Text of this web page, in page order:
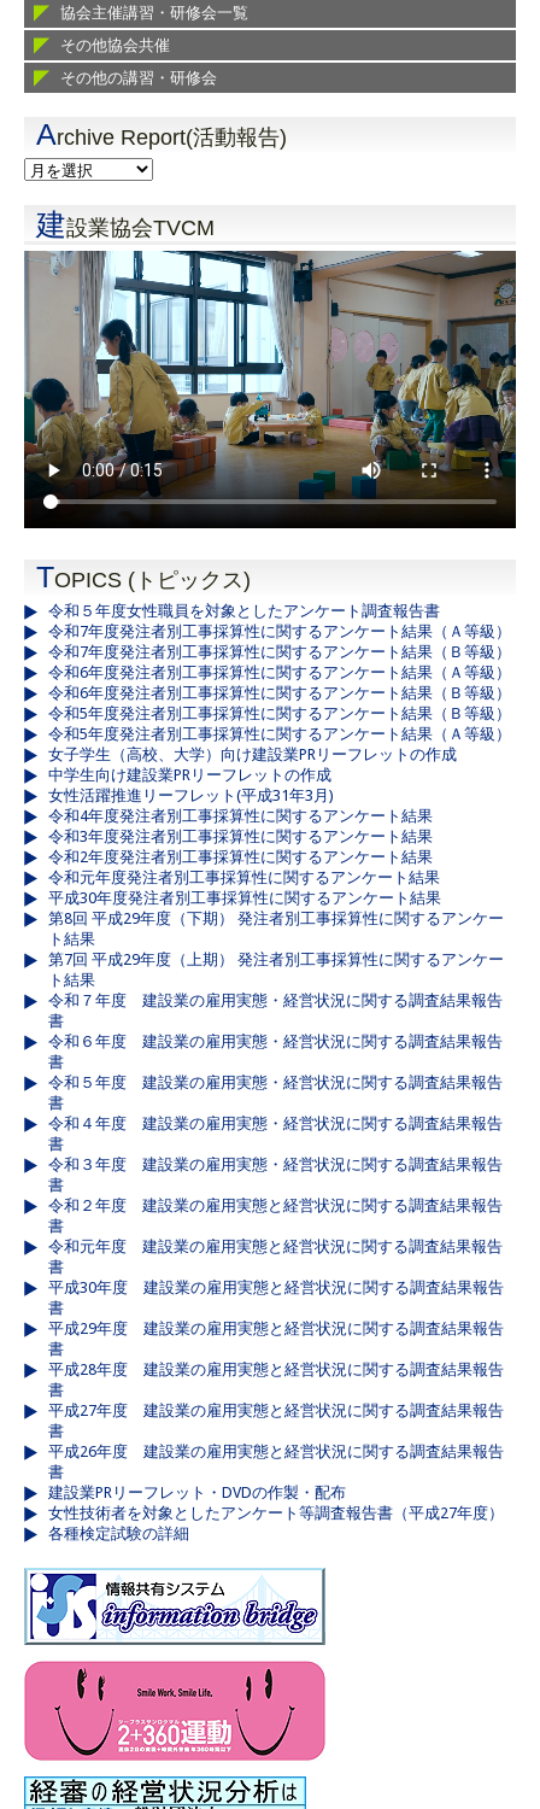
協会主催講習・研修会一覧
その他協会共催
その他の講習・研修会
Archive Report(活動報告)
建設業協会TVCM
TOPICS (トピックス)
令和５年度女性職員を対象としたアンケート調査報告書
令和7年度発注者別工事採算性に関するアンケート結果（Ａ等級）
令和7年度発注者別工事採算性に関するアンケート結果（Ｂ等級）
令和6年度発注者別工事採算性に関するアンケート結果（Ａ等級）
令和6年度発注者別工事採算性に関するアンケート結果（Ｂ等級）
令和5年度発注者別工事採算性に関するアンケート結果（Ｂ等級）
令和5年度発注者別工事採算性に関するアンケート結果（Ａ等級）
女子学生（高校、大学）向け建設業PRリーフレットの作成
中学生向け建設業PRリーフレットの作成
女性活躍推進リーフレット(平成31年3月)
令和4年度発注者別工事採算性に関するアンケート結果
令和3年度発注者別工事採算性に関するアンケート結果
令和2年度発注者別工事採算性に関するアンケート結果
令和元年度発注者別工事採算性に関するアンケート結果
平成30年度発注者別工事採算性に関するアンケート結果
第8回 平成29年度（下期） 発注者別工事採算性に関するアンケー
ト結果
第7回 平成29年度（上期） 発注者別工事採算性に関するアンケー
ト結果
令和７年度 建設業の雇用実態・経営状況に関する調査結果報告
書
令和６年度 建設業の雇用実態・経営状況に関する調査結果報告
書
令和５年度 建設業の雇用実態・経営状況に関する調査結果報告
書
令和４年度 建設業の雇用実態・経営状況に関する調査結果報告
書
令和３年度 建設業の雇用実態・経営状況に関する調査結果報告
書
令和２年度 建設業の雇用実態と経営状況に関する調査結果報告
書
令和元年度 建設業の雇用実態と経営状況に関する調査結果報告
書
平成30年度 建設業の雇用実態と経営状況に関する調査結果報告
書
平成29年度 建設業の雇用実態と経営状況に関する調査結果報告
書
平成28年度 建設業の雇用実態と経営状況に関する調査結果報告
書
平成27年度 建設業の雇用実態と経営状況に関する調査結果報告
書
平成26年度 建設業の雇用実態と経営状況に関する調査結果報告
書
建設業PRリーフレット・DVDの作製・配布
女性技術者を対象としたアンケート等調査報告書（平成27年度）
各種検定試験の詳細